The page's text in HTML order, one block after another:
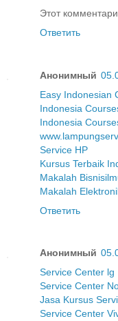
Этот
Ответить
Анонимный
Easy Indonesian
Indonesia
Indonesia
Service HP
Kursus Terbaik
Makalah Bisnis
Makalah
Ответить
Анонимный
Service Center lg
Service Center
Jasa Kursus
Service Center